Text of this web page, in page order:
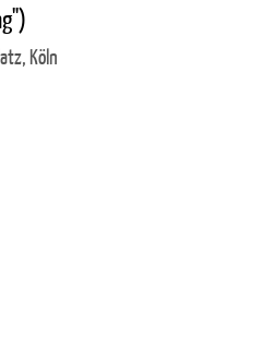
Köln